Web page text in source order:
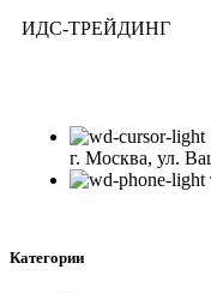
ИДС-ТРЕЙДИНГ
г. Москва, ул.
Категории